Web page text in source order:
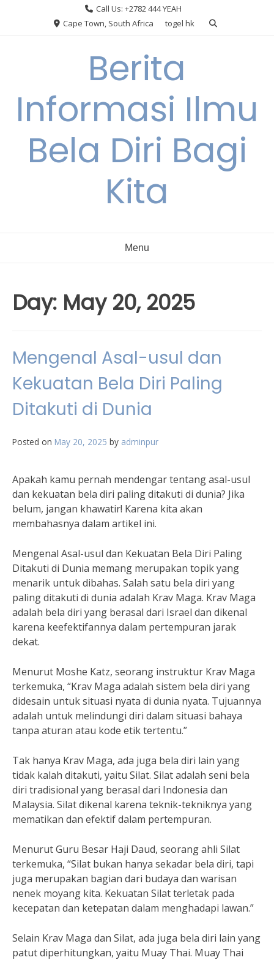
Call Us: +2782 444 YEAH
Cape Town, South Africa
togel hk
Berita
Informasi Ilmu
Bela Diri Bagi
Kita
Menu
Day: May 20, 2025
Mengenal Asal-usul dan
Kekuatan Bela Diri Paling
Ditakuti di Dunia
Posted on May 20, 2025 by adminpur
Apakah kamu pernah mendengar tentang asal-usul
dan kekuatan bela diri paling ditakuti di dunia? Jika
belum, jangan khawatir! Karena kita akan
membahasnya dalam artikel ini.
Mengenal Asal-usul dan Kekuatan Bela Diri Paling
Ditakuti di Dunia memang merupakan topik yang
menarik untuk dibahas. Salah satu bela diri yang
paling ditakuti di dunia adalah Krav Maga. Krav Maga
adalah bela diri yang berasal dari Israel dan dikenal
karena keefektifannya dalam pertempuran jarak
dekat.
Menurut Moshe Katz, seorang instruktur Krav Maga
terkemuka, “Krav Maga adalah sistem bela diri yang
didesain untuk situasi nyata di dunia nyata. Tujuannya
adalah untuk melindungi diri dalam situasi bahaya
tanpa aturan atau kode etik tertentu.”
Tak hanya Krav Maga, ada juga bela diri lain yang
tidak kalah ditakuti, yaitu Silat. Silat adalah seni bela
diri tradisional yang berasal dari Indonesia dan
Malaysia. Silat dikenal karena teknik-tekniknya yang
mematikan dan efektif dalam pertempuran.
Menurut Guru Besar Haji Daud, seorang ahli Silat
terkemuka, “Silat bukan hanya sekadar bela diri, tapi
juga merupakan bagian dari budaya dan warisan
nenek moyang kita. Kekuatan Silat terletak pada
kecepatan dan ketepatan dalam menghadapi lawan.”
Selain Krav Maga dan Silat, ada juga bela diri lain yang
patut diperhitungkan, yaitu Muay Thai. Muay Thai